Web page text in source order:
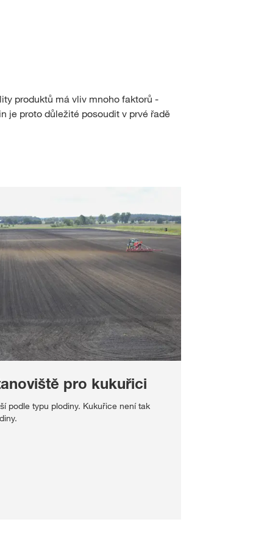
produktů má vliv mnoho faktorů -
je proto důležité posoudit v prvé řadě
pro kukuřici
podle typu plodiny. Kukuřice není tak